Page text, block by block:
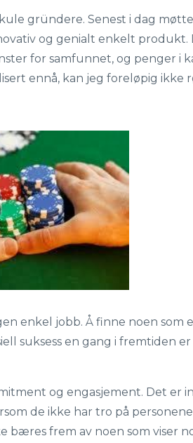
gründere. Senest i dag
og genialt enkelt produkt.
for samfunnet, og penger i
ennå, kan jeg foreløpig ikke
enkel jobb. Å finne noen som
suksess en gang i fremtiden
og engasjement. Det er
de ikke har tro på
bæres frem av noen som viser